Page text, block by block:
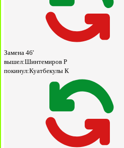
Замена 46'
вышел:Шинтемиров Р
покинул:Куатбекулы К